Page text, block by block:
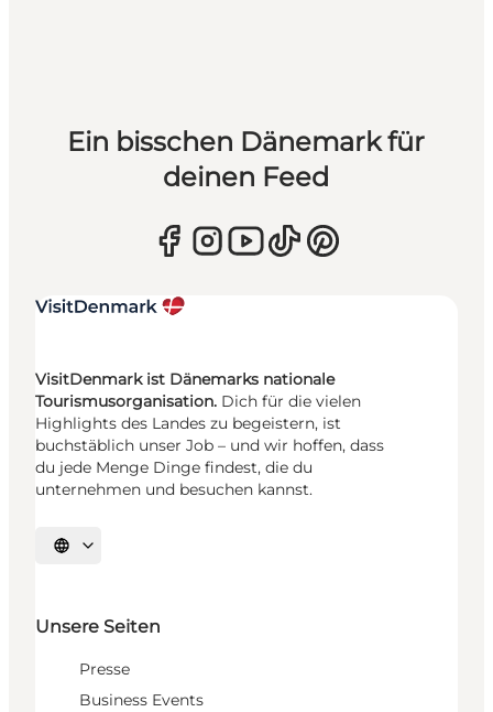
Ein bisschen Dänemark für
deinen Feed
VisitDenmark ist Dänemarks nationale
Tourismusorganisation. Dich für die vielen
Highlights des Landes zu begeistern, ist
buchstäblich unser Job – und wir hoffen, dass
du jede Menge Dinge findest, die du
unternehmen und besuchen kannst.
Sprache auswählen
Unsere Seiten
Presse
Business Events